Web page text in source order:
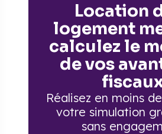
Location
logement
calculez le
de vos
Réalisez en moins
votre simulation
sans